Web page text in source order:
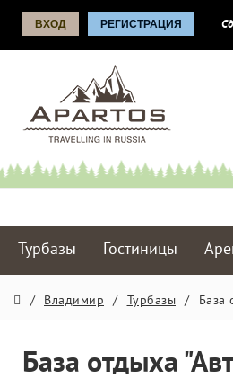
ВХОД РЕГИСТРАЦИЯ
Турбазы Гостиницы
/ Владимир / Турбазы / База
База отдыха